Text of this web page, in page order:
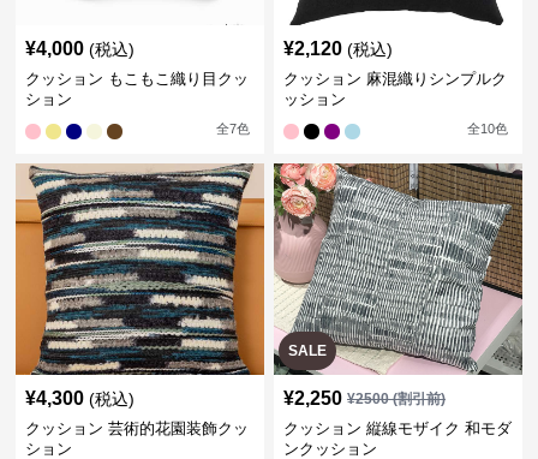
¥4,000 (税込)
クッション もこもこ織り目クッ
ション
全7色
¥2,120 (税込)
クッション 麻混織りシンプルク
ッション
全10色
¥4,300 (税込)
クッション 芸術的花園装飾クッ
ション
SALE
¥2,250 ¥2500(割引前)
クッション 縦線モザイク 和モダ
ンクッション